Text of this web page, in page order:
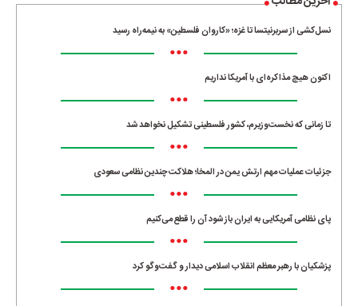
نسل‌کشی از سربرنیتسا تا غزه؛ «کاروان فلسطین» به نیمه‌راه رسید
•••
اکنون هیچ مذاکره‌ای با آمریکا نداریم
•••
تا زمانی که نخست‌وزیرم، کشور فلسطینی تشکیل نخواهد شد
•••
جزئیات عملیات مهم ارتش یمن در المخا؛ هلاکت چندین نظامی سعودی
•••
پای نظامی آمریکایی به ایران باز شود آن را قطع می‌کنیم
•••
پزشکیان با رهبر معظم انقلاب اسلامی دیدار و گفت‌وگو کرد
•••